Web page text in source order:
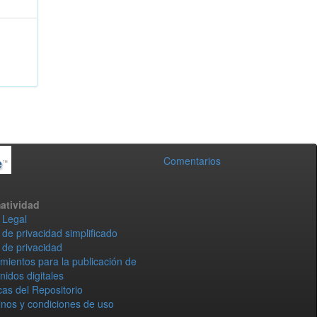
Comentarios
privacidad simplificado
privacidad
para la publicación de
digitales
del Repositorio
y condiciones de uso